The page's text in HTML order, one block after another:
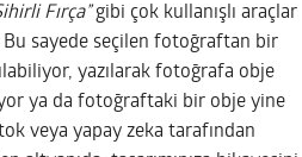
Fırça”gibi çok kullanışlı araçlar
Bu sayede seçilen fotoğraftan bir
yazılarak fotoğrafa obje
ya da fotoğraftaki bir obje yine
veya yapay zeka tarafından